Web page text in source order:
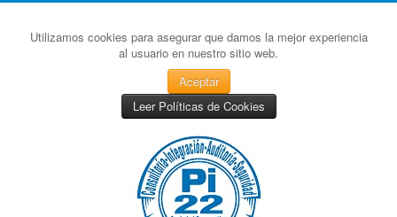
Utilizamos cookies para asegurar que damos la mejor experiencia
al usuario en nuestro sitio web.
Aceptar
Leer Políticas de Cookies